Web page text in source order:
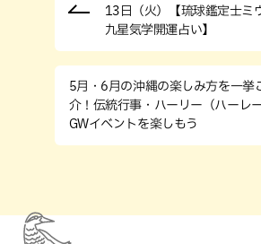
13日（火）【琉球鑑定士ミ
九星気学開運占い】
5月・6月の沖縄の楽しみ方を一挙
介！伝統行事・ハーリー（ハーレ
GWイベントを楽しもう